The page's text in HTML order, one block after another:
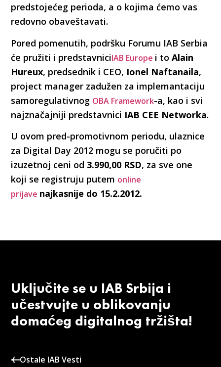
predstojećeg perioda, a o kojima ćemo vas
redovno obaveštavati.
Pored pomenutih, podršku Forumu IAB Serbia
će pružiti i predstavniciIAB Europe i toAlain
Hureux, predsednik i CEO, Ionel Naftanaila,
project manager zadužen za implemantaciju
samoregulativnog OBA Framework-a, kao i svi
najznačajniji predstavnici IAB CEE Networka.
U ovom pred-promotivnom periodu, ulaznice
za Digital Day 2012 mogu se poručiti po
izuzetnoj ceni od 3.990,00 RSD, za sve one
koji se registruju putem online
prijave najkasnije do 15.2.2012.
Uključite se u IAB Srbija i
učestvujte u oblikovanju
domaćeg digitalnog tržišta!
Ostale IAB Vesti